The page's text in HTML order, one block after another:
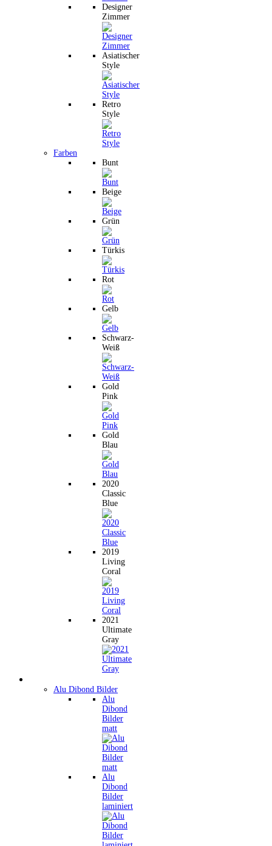
Designer
Zimmer
Asiatischer
Style
Retro
Style
Farben
Bunt
Beige
Grün
Türkis
Rot
Gelb
Schwarz-
Weiß
Gold
Pink
Gold
Blau
2020
Classic
Blue
2019
Living
Coral
2021
Ultimate
Gray
Alu Dibond Bilder
Alu
Dibond
Bilder
matt
Alu
Dibond
Bilder
laminiert